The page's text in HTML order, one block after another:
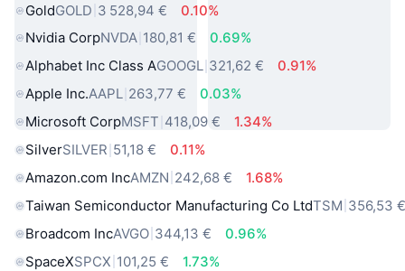
GoldGOLD 3 528,94 €
0.10%
Nvidia CorpNVDA 180,81 €
0.69%
Alphabet Inc Class AGOOGL 321,62 €
0.91%
Apple Inc.AAPL 263,77 €
0.03%
Microsoft CorpMSFT 418,09 €
1.34%
SilverSILVER 51,18 €
0.11%
Amazon.com IncAMZN 242,68 €
1.68%
Taiwan Semiconductor Manufacturing Co LtdTSM 356,53
Broadcom IncAVGO 344,13 €
0.96%
SpaceXSPCX 101,25 €
1.73%